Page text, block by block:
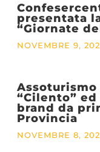
presentata
“Giornate
NOVEMBRE 9,
“Cilento”
brand da
Provincia
NOVEMBRE 8,